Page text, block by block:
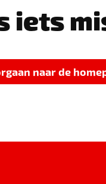
iets
naar de